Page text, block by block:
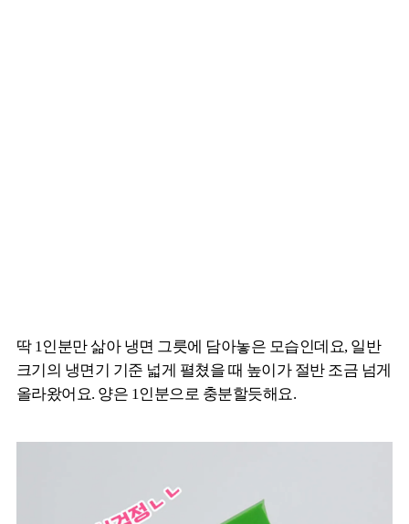
딱 1인분만 삶아 냉면 그릇에 담아놓은 모습인데요, 일반
크기의 냉면기 기준 넓게 펼쳤을 때 높이가 절반 조금 넘게
올라왔어요. 양은 1인분으로 충분할듯해요.